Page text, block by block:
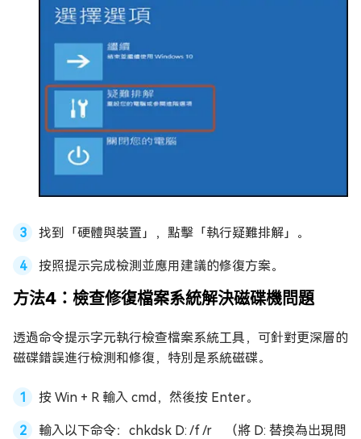
找到「硬體與裝置」，點擊「執行疑難排解」。
按照提示完成檢測並應用建議的修復方案。
方法4：檢查修復檔案系統解決磁碟機問題
透過命令提示字元執行檢查檔案系統工具，可針對更深層的
磁碟錯誤進行檢測和修復，特別是系統磁碟。
按 Win + R 輸入 cmd，然後按 Enter。
輸入以下命令：chkdsk D: /f /r （將 D: 替換為出現問